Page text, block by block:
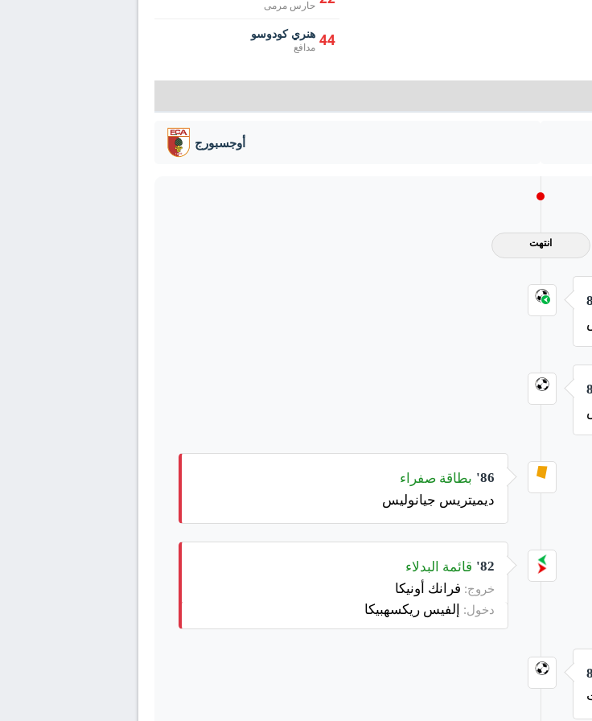
حارس مرمى
44 هنري كودوسو
مدافع
أوجسبورج
انتهت
86' بطاقة صفراء
ديميتريس جيانوليس
82' قائمة البدلاء
خروج: فرانك أونيكا
دخول: إلفيس ريكسهبيكا